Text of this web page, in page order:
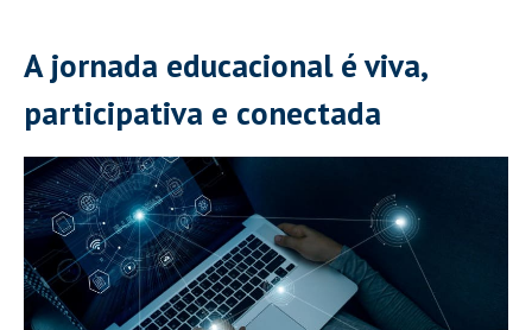
A jornada educacional é viva,
participativa e conectada